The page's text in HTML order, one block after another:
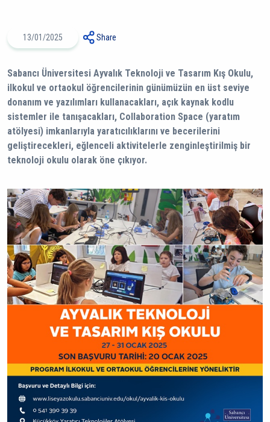
13/01/2025 Share
Sabancı Üniversitesi Ayvalık Teknoloji ve Tasarım Kış Okulu,
ilkokul ve ortaokul öğrencilerinin günümüzün en üst seviye
donanım ve yazılımları kullanacakları, açık kaynak kodlu
sistemler ile tanışacakları, Collaboration Space (yaratım
atölyesi) imkanlarıyla yaratıcılıklarını ve becerilerini
geliştirecekleri, eğlenceli aktivitelerle zenginleştirilmiş bir
teknoloji okulu olarak öne çıkıyor.